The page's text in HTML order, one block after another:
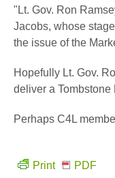
"Lt. Gov. Ron
Jacobs, whose
the issue of the
Hopefully Lt. Gov.
deliver a Tombstone
Perhaps C4L
Print PDF